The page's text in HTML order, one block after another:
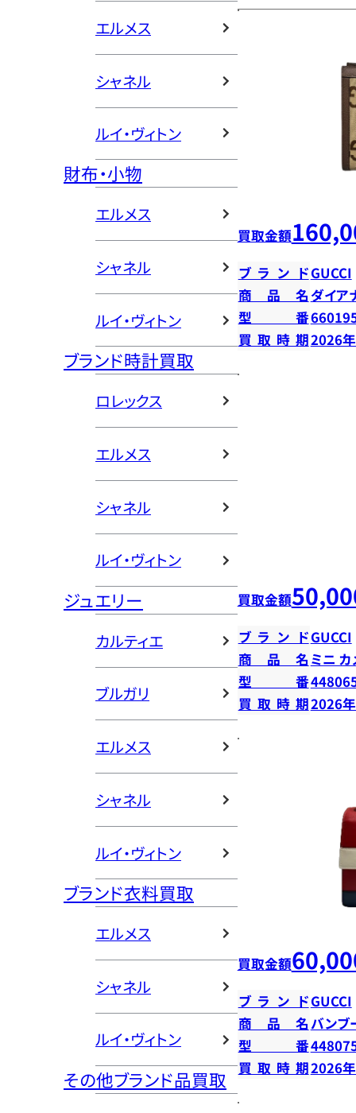
エルメス
シャネル
ルイ・ヴィトン
財布・小物
エルメス
シャネル
ルイ・ヴィトン
ブランド時計買取
ロレックス
エルメス
シャネル
ルイ・ヴィトン
ジュエリー
カルティエ
ブルガリ
エルメス
シャネル
ルイ・ヴィトン
ブランド衣料買取
エルメス
シャネル
ルイ・ヴィトン
その他ブランド品買取
買取金額
ブランドGUCCI
商品名ダイア
型番
買取時期2026
買取金額
ブランドGUCCI
商品名 ミニ カ
型番
買取時期2026
買取金額
ブランドGUCCI
商品名バンブ
型番
買取時期2026